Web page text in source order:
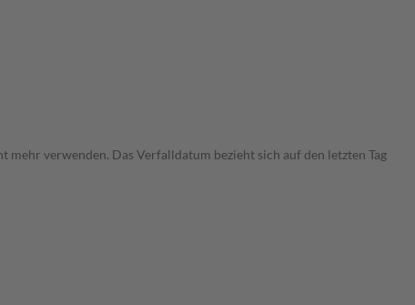
verwenden. Das Verfalldatum bezieht sich auf den letzten Tag